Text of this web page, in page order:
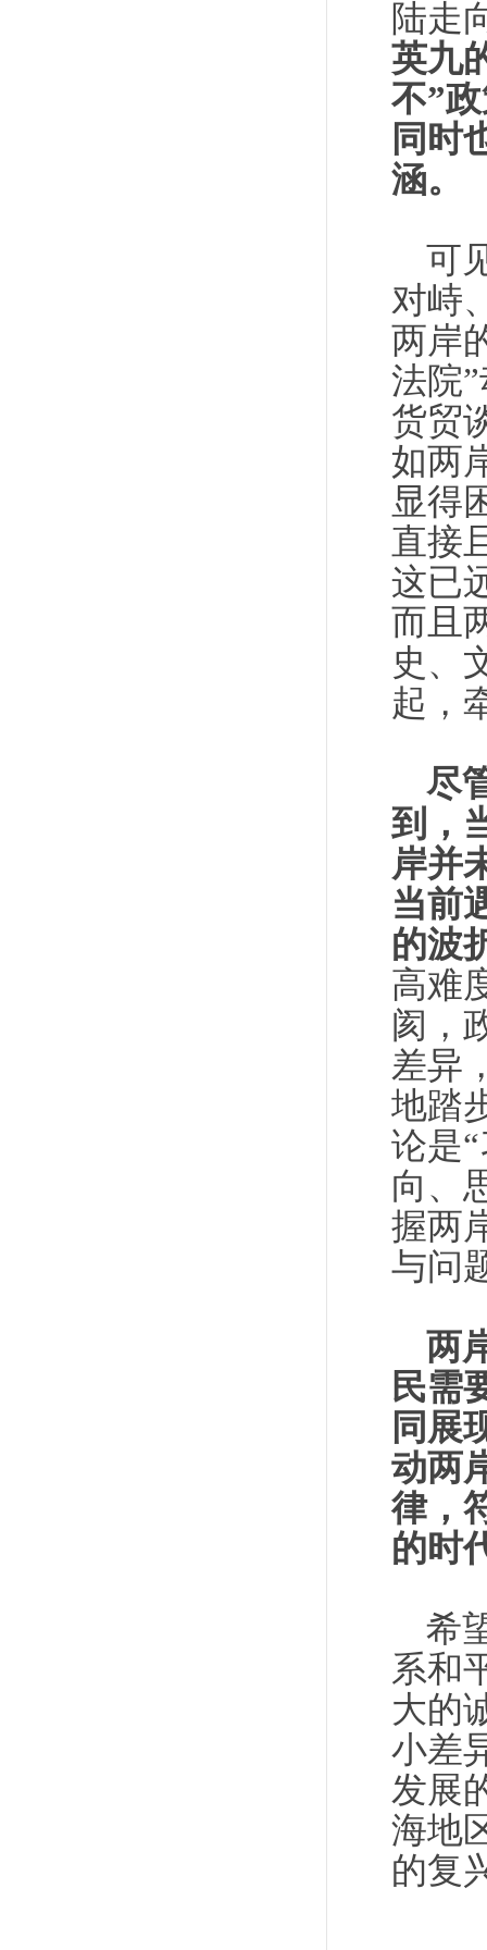
陆走
英九
不”
同时
涵。
可
对峙
两岸
法院
货贸
如两
显得
直接
这已
而且
史、
起，
尽
到，
岸并
当前
的波
高难
阂，
差异
地踏
论是
向、
握两
与问
两
民需
同展
动两
律，
的时
希
系和
大的
小差
发展
海地
的复